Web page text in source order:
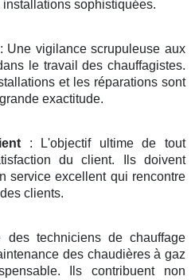
sophistiquées.
: Une vigilance scrupuleuse aux
le travail des chauffagistes.
et les réparations sont
exactitude.
: L'objectif ultime de tout
du client. Ils doivent
service excellent qui rencontre
clients.
techniciens de chauffage
des chaudières à gaz
Ils contribuent non